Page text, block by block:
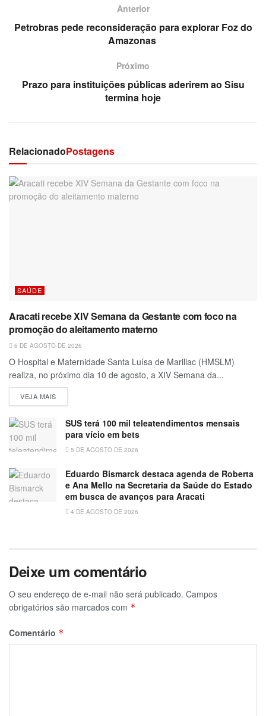
Anterior
Petrobras pede reconsideração para explorar Foz do
Amazonas
Próximo
Prazo para instituições públicas aderirem ao Sisu
termina hoje
RelacionadoPostagens
SAÚDE
Aracati recebe XIV Semana da Gestante com foco na
promoção do aleitamento materno
6 DE AGOSTO DE 2026
O Hospital e Maternidade Santa Luísa de Marillac (HMSLM)
realiza, no próximo dia 10 de agosto, a XIV Semana da...
VEJA MAIS
SUS terá 100 mil teleatendimentos mensais
para vício em bets
5 DE AGOSTO DE 2026
Eduardo Bismarck destaca agenda de Roberta
e Ana Mello na Secretaria da Saúde do Estado
em busca de avanços para Aracati
4 DE AGOSTO DE 2026
Deixe um comentário
O seu endereço de e-mail não será publicado. Campos
obrigatórios são marcados com *
Comentário *